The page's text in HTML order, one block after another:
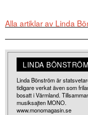
Alla artiklar av Linda
LINDA BÖNSTRÖM
Linda Bönström är
tidigare verkat även som
bosatt i Värmland.
musiksajten MONO.
www.monomagasin.se